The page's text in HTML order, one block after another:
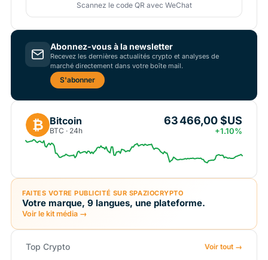
Scannez le code QR avec WeChat
Abonnez-vous à la newsletter
Recevez les dernières actualités crypto et analyses de
marché directement dans votre boîte mail.
S'abonner
₿ Bitcoin
BTC · 24h
63 466,00 $US
+1.10%
FAITES VOTRE PUBLICITÉ SUR SPAZIOCRYPTO
Votre marque, 9 langues, une plateforme.
Voir le kit média →
Top Crypto Voir tout →